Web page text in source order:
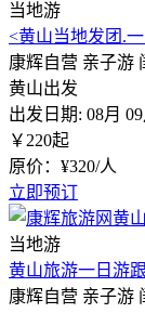
当地游
<黄山当地发团.
康辉自营 亲子游
黄山出发
出发日期: 08月 09
￥ 220起
原价：¥320/人
立即预订
当地游
黄山旅游一日游
康辉自营 亲子游